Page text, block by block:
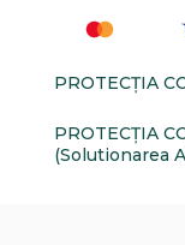
PROTECŢIA
PROTECŢIA
(Solutionarea